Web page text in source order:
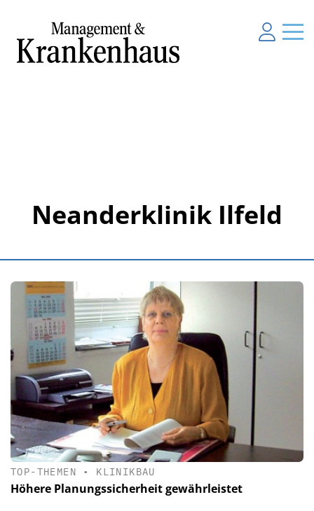
Neanderklinik Ilfeld
TOP-THEMEN • KLINIKBAU
Höhere Planungssicherheit gewährleistet